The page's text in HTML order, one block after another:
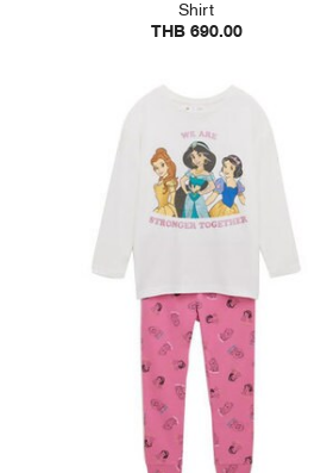
Shirt
THB 690.00